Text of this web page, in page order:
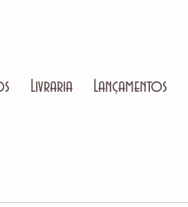
Livraria Lançamentos